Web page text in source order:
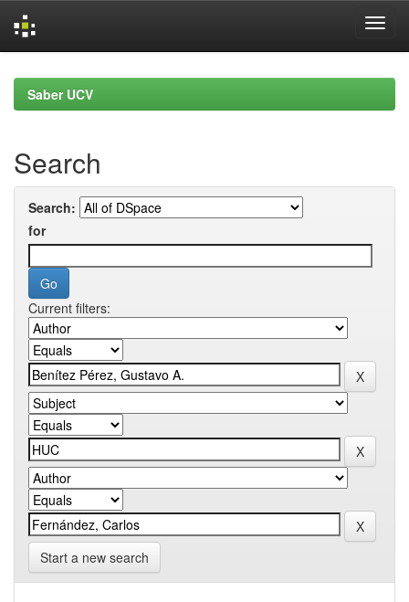
navigationSaber UCV
Search
Search:
for
Current filters:
Start a new search